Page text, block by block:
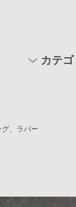
カテ
、ラバー